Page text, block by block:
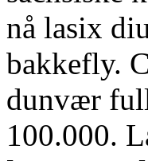
nå lasix
bakkefly.
dunvær
100.000.